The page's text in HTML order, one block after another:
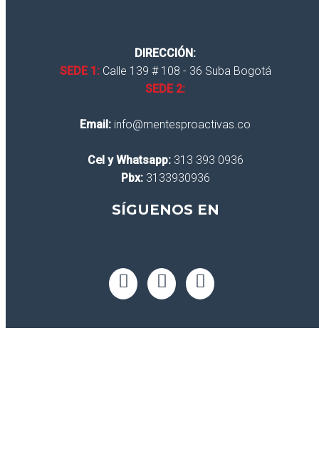
DIRECCIÓN:
SEDE 1:Calle 139 # 108 - 36 Suba Bogotá
SEDE 2:
Email: info@mentesproactivas.co
Cel y Whatsapp:313 393 0936
Pbx:3133930936
SÍGUENOS EN